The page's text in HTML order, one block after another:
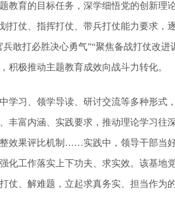
育的目标任务，深学细悟党的创新理
打仗、指挥打仗、带兵打仗能力要求，
敢打必胜决心勇气”“聚焦备战打仗改
积极推动主题教育成效向战斗力转化。
习、领学导读、研讨交流等多种形式
丰富内涵、实践要求，推动理论学习往
效果评比机制……实践中，领导干部当
化工作落实上下功夫、求实效。该基地
仗、解难题，立起求真务实、担当作为